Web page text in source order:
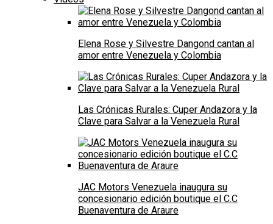
Elena Rose y Silvestre Dangond cantan al
amor entre Venezuela y Colombia
Las Crónicas Rurales: Cuper Andazora y la
Clave para Salvar a la Venezuela Rural
JAC Motors Venezuela inaugura su
concesionario edición boutique el C.C
Buenaventura de Araure